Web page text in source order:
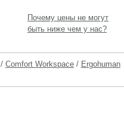
Почему цены не могут
быть ниже чем у нас?
/ Comfort Workspace / Ergohuman